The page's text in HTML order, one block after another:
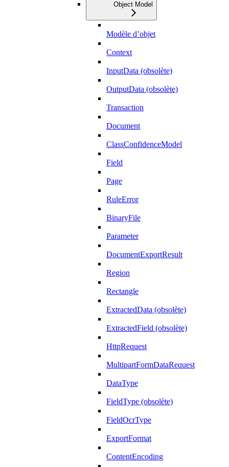
Object Model
Modèle d’objet
Context
InputData (obsolète)
OutputData (obsolète)
Transaction
Document
ClassConfidenceModel
Field
Page
RuleError
BinaryFile
Parameter
DocumentExportResult
Region
Rectangle
ExtractedData (obsolète)
ExtractedField (obsolète)
HttpRequest
MultipartFormDataRequest
DataType
FieldType (obsolète)
FieldOcrType
ExportFormat
ContentEncoding